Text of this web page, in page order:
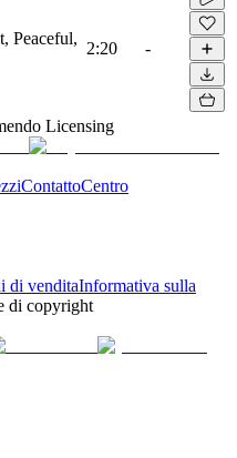
Peaceful,
2:20 -
Licensing
ContattoCentro
di venditaInformativa sulla
di copyright